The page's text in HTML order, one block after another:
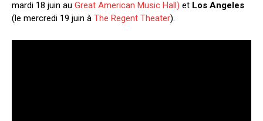
mardi 18 juin au Great American Music Hall) et Los Angeles
(le mercredi 19 juin à The Regent Theater).